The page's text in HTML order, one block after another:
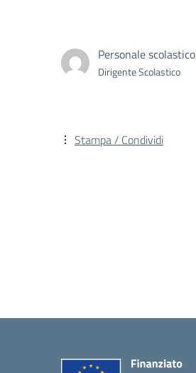
Personale scolastico
Dirigente Scolastico
Stampa / Condividi